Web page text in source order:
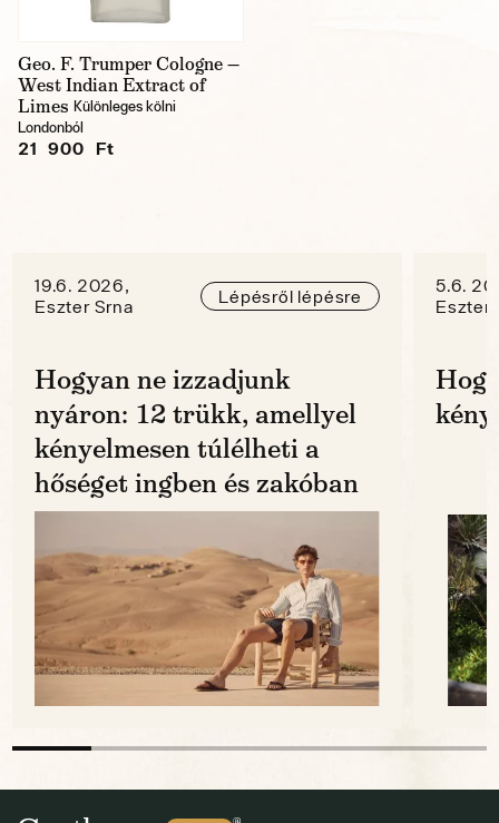
Geo. F. Trumper Cologne —
West Indian Extract of
Limes Különleges kölni
Londonból
21 900 Ft
19.6. 2026,
Eszter Srna
Lépésről lépésre
Hogyan ne izzadjunk
nyáron: 12 trükk, amellyel
kényelmesen túlélheti a
hőséget ingben és zakóban
5.6.
Eszter